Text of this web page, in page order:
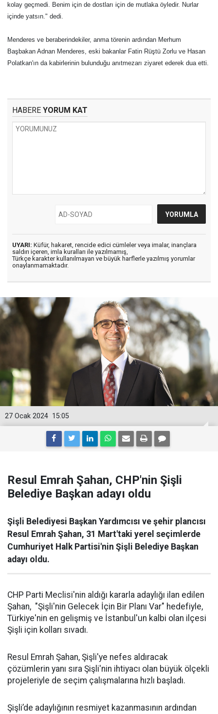
kolay geçmedi. Benim için de dostları için de mutlaka öyledir. Nurlar
içinde yatsın." dedi.
Menderes ve beraberindekiler, anma törenin ardından Merhum
Başbakan Adnan Menderes, eski bakanlar Fatin Rüştü Zorlu ve Hasan
Polatkan'ın da kabirlerinin bulunduğu anıtmezarı ziyaret ederek dua etti.
HABERE YORUM KAT
UYARI: Küfür, hakaret, rencide edici cümleler veya imalar, inançlara
saldırı içeren, imla kuralları ile yazılmamış,
Türkçe karakter kullanılmayan ve büyük harflerle yazılmış yorumlar
onaylanmamaktadır.
15:05
27 Ocak 2024
Resul Emrah Şahan, CHP'nin Şişli
Belediye Başkan adayı oldu
Şişli Belediyesi Başkan Yardımcısı ve şehir plancısı
Resul Emrah Şahan, 31 Mart'taki yerel seçimlerde
Cumhuriyet Halk Partisi'nin Şişli Belediye Başkan
adayı oldu.
CHP Parti Meclisi'nin aldığı kararla adaylığı ilan edilen
Şahan, "Şişli'nin Gelecek İçin Bir Planı Var" hedefiyle,
Türkiye'nin en gelişmiş ve İstanbul'un kalbi olan ilçesi
Şişli için kolları sıvadı.
Resul Emrah Şahan, Şişli'ye nefes aldıracak
çözümlerin yanı sıra Şişli'nin ihtiyacı olan büyük ölçekli
projeleriyle de seçim çalışmalarına hızlı başladı.
Şişli’de adaylığının resmiyet kazanmasının ardından